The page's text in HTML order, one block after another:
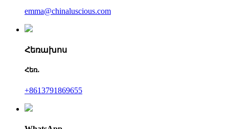
emma@chinaluscious.com
Հեռախոս
Հեռ․
+8613791869655